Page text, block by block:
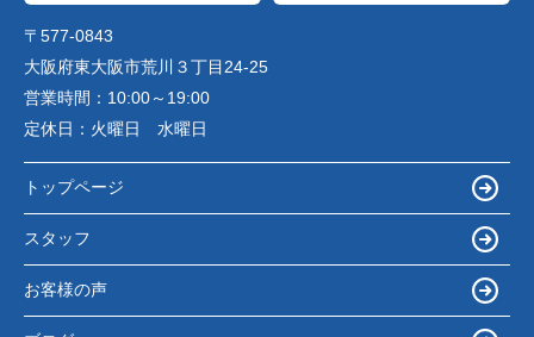
〒577-0843
大阪府東大阪市荒川３丁目24-25
営業時間： 10:00～19:00
定休日： 火曜日 水曜日
トップページ
スタッフ
お客様の声